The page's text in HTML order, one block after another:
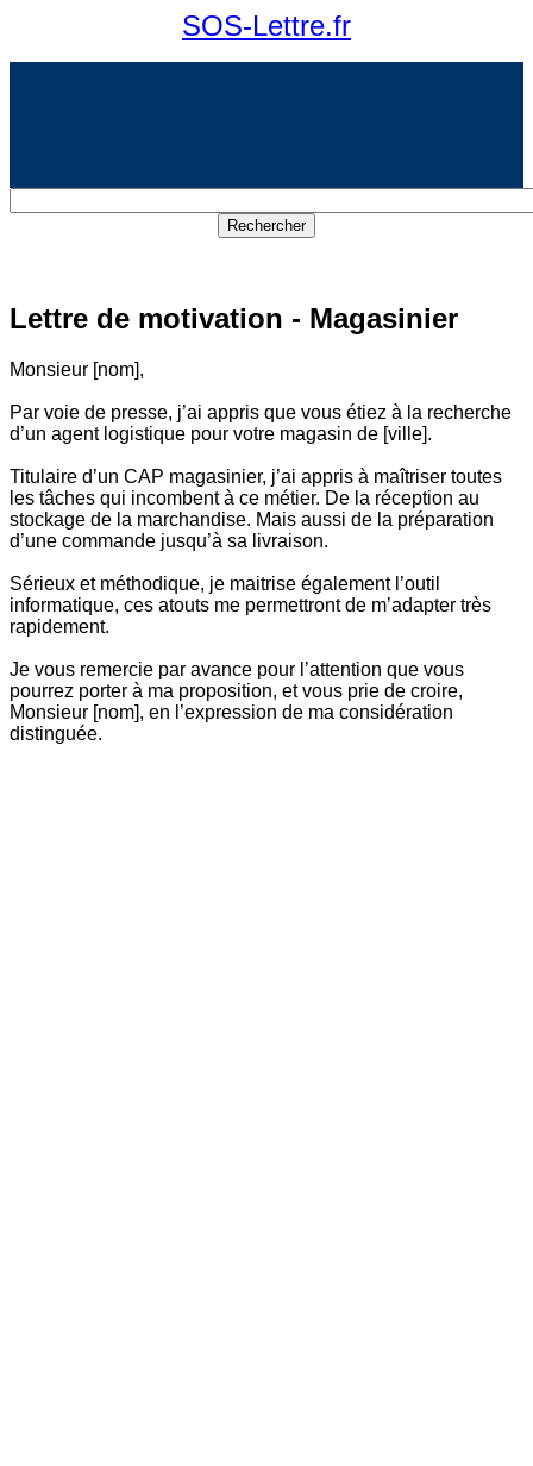
SOS-Lettre.fr
Lettre de motivation - Magasinier
Monsieur [nom],
Par voie de presse, j’ai appris que vous étiez à la recherche
d’un agent logistique pour votre magasin de [ville].
Titulaire d’un CAP magasinier, j’ai appris à maîtriser toutes
les tâches qui incombent à ce métier. De la réception au
stockage de la marchandise. Mais aussi de la préparation
d’une commande jusqu’à sa livraison.
Sérieux et méthodique, je maitrise également l’outil
informatique, ces atouts me permettront de m’adapter très
rapidement.
Je vous remercie par avance pour l’attention que vous
pourrez porter à ma proposition, et vous prie de croire,
Monsieur [nom], en l’expression de ma considération
distinguée.